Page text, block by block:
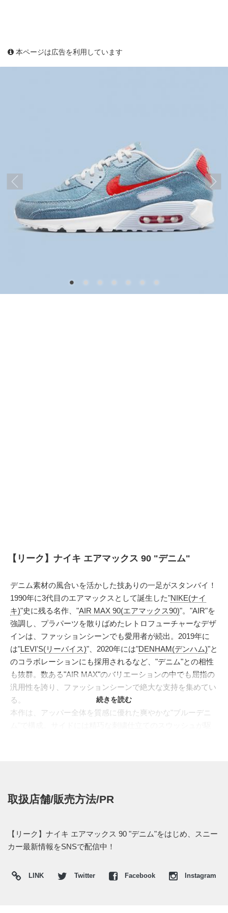
本ページは広告を利用しています
【リーク】ナイキ エアマックス 90 "デニム"
デニム素材の風合いを活かした技ありの一足がスタンバイ！
1990年に3代目のエアマックスとして誕生した"NIKE(ナイ
キ)"史に残る名作、"AIR MAX 90(エアマックス90)"。"AIR"を
強調し、プラパーツを散りばめたレトロフューチャーなデザ
インは、ファッションシーンでも愛用者が続出。2019年に
は"LEVI'S(リーバイス)"、2020年には"DENHAM(デンハム)"と
のコラボレーションにも採用されるなど、"デニム"との相性
も抜群。数ある"AIR MAX"のバリエーションの中でも屈指の
汎用性を誇り、ファッションシーンで絶大な支持を集めてい
る。
本作は、アッパー全体を質感に優れた爽やかな"ブルーデニ
ールやライナーはクリーンなホワイトでコントラストをつ
スニーカーウォーズの
Twitter や Facebookなどで報告したい。
続きを読む
取扱店舗/販売方法/PR
【リーク】ナイキ エアマックス 90 "デニム"をはじめ、スニー
カー最新情報をSNSで配信中！
LINK Twitter Facebook Instagram